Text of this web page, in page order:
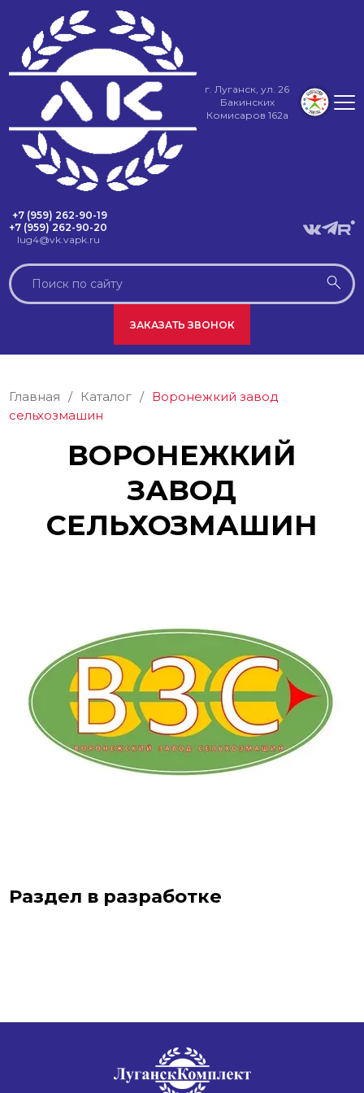
г. Луганск, ул. 26
Бакинских
Комисаров 162а
+7 (959) 262-90-19
+7 (959) 262-90-20
lug4@vk.vapk.ru
ЗАКАЗАТЬ ЗВОНОК
Главная / Каталог / Воронежкий завод
сельхозмашин
ВОРОНЕЖКИЙ
ЗАВОД
СЕЛЬХОЗМАШИН
Раздел в разработке